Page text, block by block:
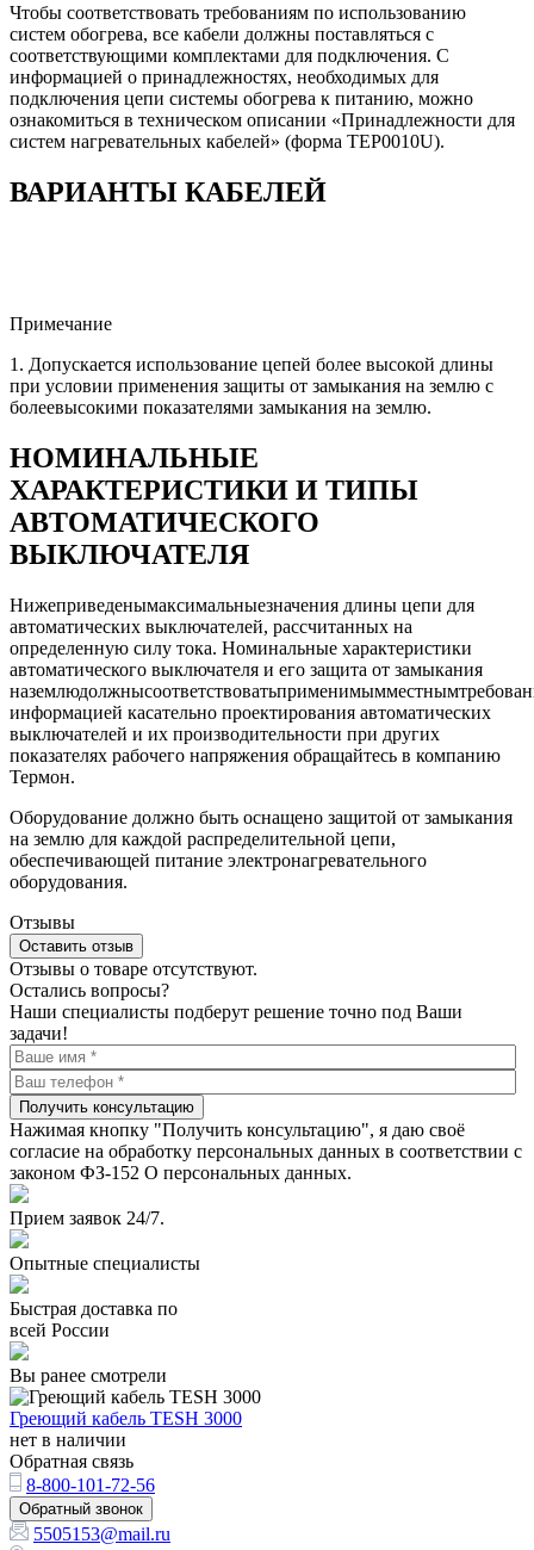
Чтобы соответствовать требованиям по использованию
систем обогрева, все кабели должны поставляться с
соответствующими комплектами для подключения. C
информацией о принадлежностях, необходимых для
подключения цепи системы обогрева к питанию, можно
ознакомиться в техническом описании «Принадлежности для
систем нагревательных кабелей» (форма TEP0010U).
ВАРИАНТЫ КАБЕЛЕЙ
Примечание
1. Допускается использование цепей более высокой длины
при условии применения защиты от замыкания на землю с
болеевысокими показателями замыкания на землю.
НОМИНАЛЬНЫЕ
ХАРАКТЕРИСТИКИ И ТИПЫ
АВТОМАТИЧЕСКОГО
ВЫКЛЮЧАТЕЛЯ
Нижеприведенымаксимальныезначения длины цепи для
автоматических выключателей, рассчитанных на
определенную силу тока. Номинальные характеристики
автоматического выключателя и его защита от замыкания
информацией касательно проектирования автоматических
выключателей и их производительности при других
показателях рабочего напряжения обращайтесь в компанию
Термон.
Оборудование должно быть оснащено защитой от замыкания
на землю для каждой распределительной цепи,
обеспечивающей питание электронагревательного
оборудования.
Отзывы
Оставить отзыв
Отзывы о товаре отсутствуют.
Остались вопросы?
Наши специалисты подберут решение точно под Ваши
задачи!
Получить консультацию
Нажимая кнопку "Получить консультацию", я даю своё
согласие на обработку персональных данных в соответствии с
законом ФЗ-152 О персональных данных.
Прием заявок 24/7.
Опытные специалисты
Быстрая доставка по
всей России
Вы ранее смотрели
Греющий кабель TESH 3000
нет в наличии
Обратная связь
8-800-101-72-56
Обратный звонок
5505153@mail.ru